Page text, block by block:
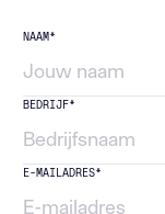
NAAM*
BEDRIJF*
E-MAILADRES*